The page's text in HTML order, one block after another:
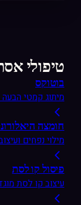
טיפולי
בוטוקס
מיתוג קמטי הבעה
חומצה
מילוי נפחים
פיסול קו לסת
עיצוב קו לסת